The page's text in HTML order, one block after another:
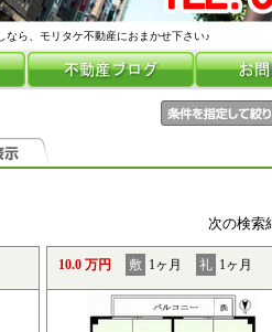
ら、モリタケ不動産におまかせ下さい♪
次の検
10.0 万円 敷 1ヶ月 礼 1ヶ月